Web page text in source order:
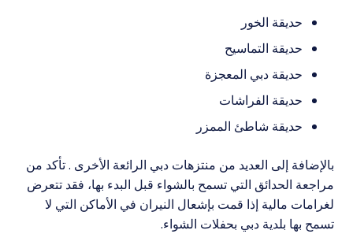
حديقة الخور
حديقة التماسيح
حديقة دبي المعجزة
حديقة الفراشات
حديقة شاطئ الممزر
بالإضافة إلى العديد من منتزهات دبي الرائعة الأخرى . تأكد من
مراجعة الحدائق التي تسمح بالشواء قبل البدء بها، فقد تتعرض
لغرامات مالية إذا قمت بإشعال النيران في الأماكن التي لا
تسمح بها بلدية دبي بحفلات الشواء.